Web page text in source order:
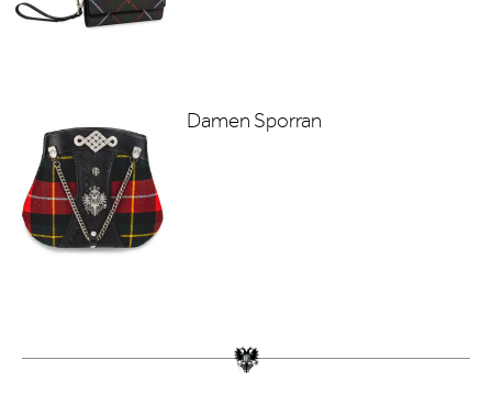
Damen Sporran